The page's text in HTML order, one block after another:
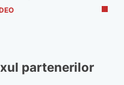
partenerilor